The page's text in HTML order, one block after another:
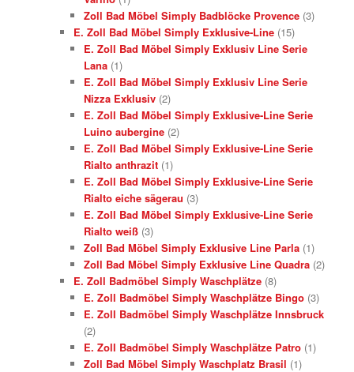
Zoll Bad Möbel Simply Badblöcke Provence (3)
E. Zoll Bad Möbel Simply Exklusive-Line (15)
E. Zoll Bad Möbel Simply Exklusiv Line Serie
Lana (1)
E. Zoll Bad Möbel Simply Exklusiv Line Serie
Nizza Exklusiv (2)
E. Zoll Bad Möbel Simply Exklusive-Line Serie
Luino aubergine (2)
E. Zoll Bad Möbel Simply Exklusive-Line Serie
Rialto anthrazit (1)
E. Zoll Bad Möbel Simply Exklusive-Line Serie
Rialto eiche sägerau (3)
E. Zoll Bad Möbel Simply Exklusive-Line Serie
Rialto weiß (3)
Zoll Bad Möbel Simply Exklusive Line Parla (1)
Zoll Bad Möbel Simply Exklusive Line Quadra (2)
E. Zoll Badmöbel Simply Waschplätze (8)
E. Zoll Badmöbel Simply Waschplätze Bingo (3)
E. Zoll Badmöbel Simply Waschplätze Innsbruck
(2)
E. Zoll Badmöbel Simply Waschplätze Patro (1)
Zoll Bad Möbel Simply Waschplatz Brasil (1)